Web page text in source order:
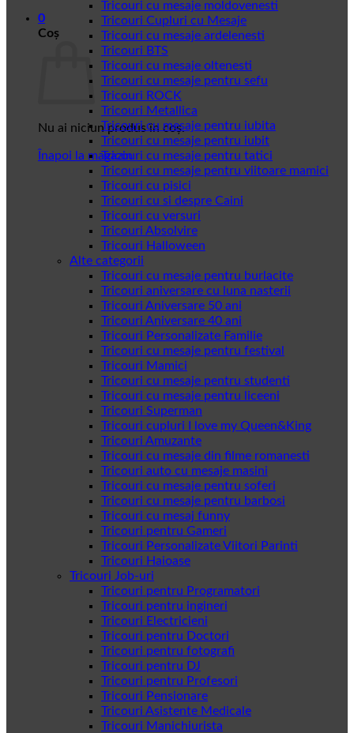
0
Coș
Nu ai niciun produs în coș.
Înapoi la magazin
Tricouri cu mesaje moldovenesti
Tricouri Cupluri cu Mesaje
Tricouri cu mesaje ardelenesti
Tricouri BTS
Tricouri cu mesaje oltenesti
Tricouri cu mesaje pentru sefu
Tricouri ROCK
Tricouri Metallica
Tricouri cu mesaje pentru iubita
Tricouri cu mesaje pentru iubit
Tricouri cu mesaje pentru tatici
Tricouri cu mesaje pentru viitoare mamici
Tricouri cu pisici
Tricouri cu si despre Caini
Tricouri cu versuri
Tricouri Absolvire
Tricouri Halloween
Alte categorii
Tricouri cu mesaje pentru burlacite
Tricouri aniversare cu luna nasterii
Tricouri Aniversare 50 ani
Tricouri Aniversare 40 ani
Tricouri Personalizate Familie
Tricouri cu mesaje pentru festival
Tricouri Mamici
Tricouri cu mesaje pentru studenti
Tricouri cu mesaje pentru liceeni
Tricouri Superman
Tricouri cupluri I love my Queen&King
Tricouri Amuzante
Tricouri cu mesaje din filme romanesti
Tricouri auto cu mesaje masini
Tricouri cu mesaje pentru soferi
Tricouri cu mesaje pentru barbosi
Tricouri cu mesaj funny
Tricouri pentru Gameri
Tricouri Personalizate Viitori Parinti
Tricouri Haioase
Tricouri Job-uri
Tricouri pentru Programatori
Tricouri pentru ingineri
Tricouri Electricieni
Tricouri pentru Doctori
Tricouri pentru fotografi
Tricouri pentru DJ
Tricouri pentru Profesori
Tricouri Pensionare
Tricouri Asistente Medicale
Tricouri Manichiurista